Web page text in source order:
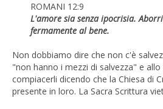
ROMANI 12:9
L'amore sia senza ipocrisia.
fermamente al bene.
Non dobbiamo dire che non c'è
"non hanno i mezzi di salvezza" e
compiacerli dicendo che la Chiesa di
presente in loro. La Sacra Scrittura